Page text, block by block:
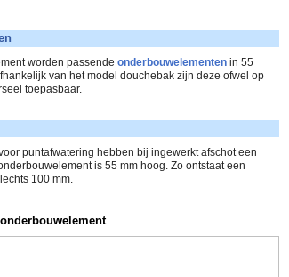
worden passende onderbouwelementenin 55
van het model douchebak zijn deze ofwel op
toepasbaar.
puntafwatering hebben bij ingewerkt afschot een
is 55 mm hoog. Zo ontstaat een
100 mm.